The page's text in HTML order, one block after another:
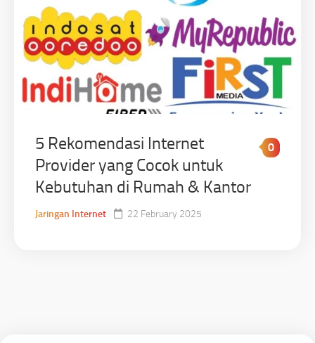
5 Rekomendasi Internet
Provider yang Cocok untuk
Kebutuhan di Rumah & Kantor
0
Jaringan Internet 22 February 2025